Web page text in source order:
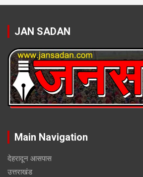
JAN SADAN
Main Navigation
देहरादून आसपास
उत्तराखंड